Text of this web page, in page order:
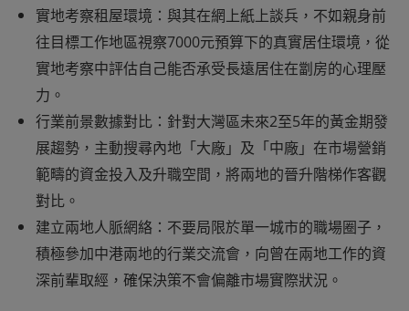
實地考察租屋環境：與其在網上紙上談兵，不如親身前
往目標工作地區視察7000元預算下的真實居住環境，從
實地考察中評估自己能否承受長遠居住在劏房的心理壓
力。
行業前景數據對比：針對大灣區未來2至5年的黃金期發
展趨勢，主動搜尋內地「大廠」及「中廠」在市場營銷
範疇的資金投入及升職空間，將兩地的晉升階梯作客觀
對比。
建立兩地人脈網絡：不要局限於單一城市的職場圈子，
積極參加中港兩地的行業交流會，向曾在兩地工作的資
深前輩取經，確保決策不會偏離市場實際狀況。